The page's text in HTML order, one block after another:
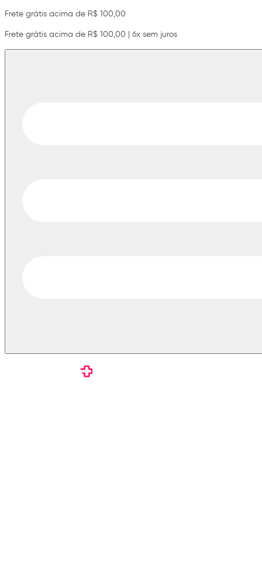
Frete grátis acima de R$ 100,00
Frete grátis acima de R$ 100,00 | 6x sem juros